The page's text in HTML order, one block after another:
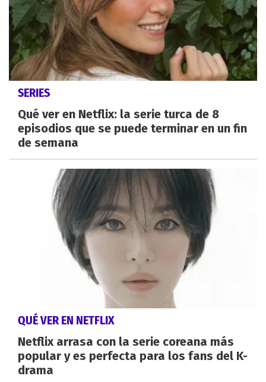
SERIES
Qué ver en Netflix: la serie turca de 8
episodios que se puede terminar en un fin
de semana
QUÉ VER EN NETFLIX
Netflix arrasa con la serie coreana más
popular y es perfecta para los fans del K-
drama